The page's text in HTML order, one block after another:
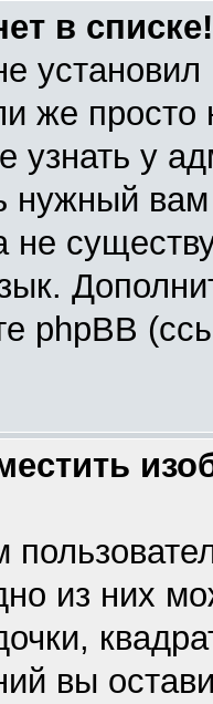
в списке!
же просто
узнать у
нужный
не
phpBB
из них
вы